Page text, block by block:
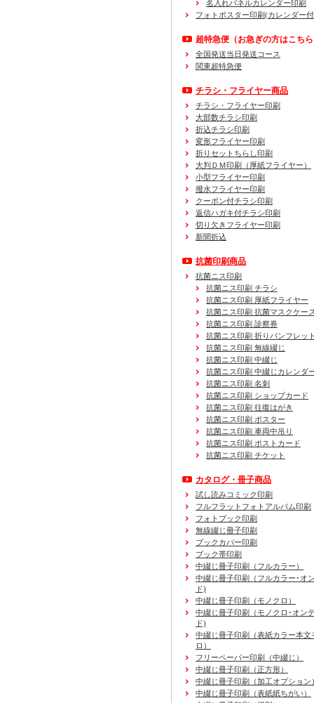
名入れパネルカレンダー印刷
フォトポスター印刷(カレンダー
超特急便 （お急ぎの方はこち
全国発送当日発送コース
関東超特急便
チラシ・フライヤー商品
チラシ・フライヤー印刷
大部数チラシ印刷
折込チラシ印刷
変形フライヤー印刷
折りセットちらし印刷
大判ＤＭ印刷（厚紙フライヤー）
小型フライヤー印刷
撥水フライヤー印刷
クーポン付チラシ印刷
返信ハガキ付チラシ印刷
切り欠きフライヤー印刷
新聞折込
抗菌印刷商品
抗菌ニス印刷
抗菌ニス印刷 チラシ
抗菌ニス印刷 厚紙フライヤー
抗菌ニス印刷 抗菌マスクケー
抗菌ニス印刷 診察券
抗菌ニス印刷 折りパンフレッ
抗菌ニス印刷 無線綴じ
抗菌ニス印刷 中綴じ
抗菌ニス印刷 中綴じカレンダ
抗菌ニス印刷 名刺
抗菌ニス印刷 ショップカード
抗菌ニス印刷 往復はがき
抗菌ニス印刷 ポスター
抗菌ニス印刷 車両中吊り
抗菌ニス印刷 ポストカード
抗菌ニス印刷 チケット
カタログ・冊子商品
試し読みコミック印刷
フルフラットフォトアルバム印刷
フォトブック印刷
無線綴じ冊子印刷
ブックカバー印刷
ブック帯印刷
中綴じ冊子印刷（フルカラー）
中綴じ冊子印刷（フルカラー･オ
ド)
中綴じ冊子印刷（モノクロ）
中綴じ冊子印刷（モノクロ･オン
ド)
中綴じ冊子印刷（表紙カラー本文
ロ）
フリーペーパー印刷
（中綴じ）
中綴じ冊子印刷
（正方形）
中綴じ冊子印刷
（加工オプション
中綴じ冊子印刷
（表紙紙ちがい）